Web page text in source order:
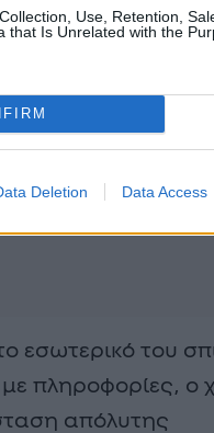
Use, Retention,
that Is Unrelated with the
Deletion Data Access
εσωτερικό του
πληροφορίες, ο
απόλυτης